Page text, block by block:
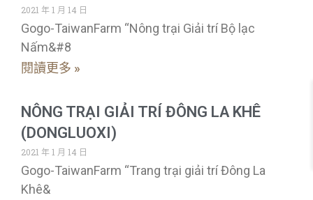
2021 年 1 月 14 日
Gogo-TaiwanFarm “Nông trại Giải trí Bộ lạc
Nấm&#8
閱讀更多 »
NÔNG TRẠI GIẢI TRÍ ĐÔNG LA KHÊ
(DONGLUOXI)
2021 年 1 月 14 日
Gogo-TaiwanFarm “Trang trại giải trí Đông La
Khê&